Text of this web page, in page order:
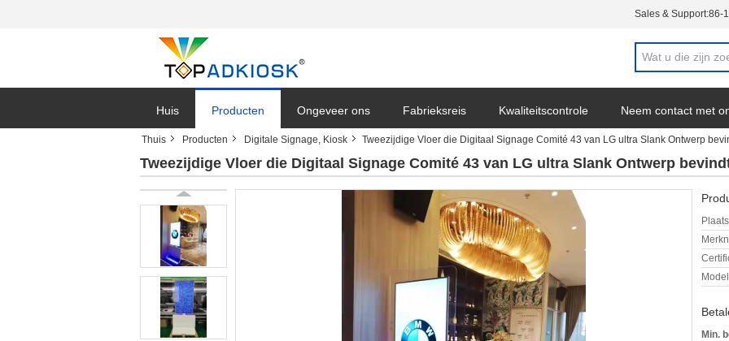
Sales & Support:86-
Huis Producten Ongeveer ons Fabrieksreis Kwaliteitscontrole Neem contact met
Thuis Producten Digitale Signage, Kiosk Tweezijdige Vloer die Digitaal Signage Comité 43 van LG ultra Slank Ontwerp
Tweezijdige Vloer die Digitaal Signage Comité 43 van LG ultra Slank Ontwerp
Min.